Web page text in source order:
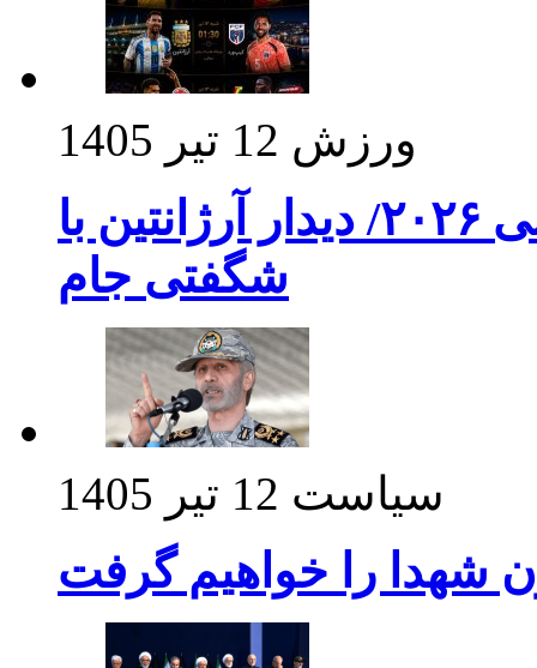
ورزش 12 تیر 1405
برنامه بازی های امشب جام جهانی ۲۰۲۶/ دیدار آرژانتین با
شگفتی جام
سیاست 12 تیر 1405
شهدا را خواهیم گرفت